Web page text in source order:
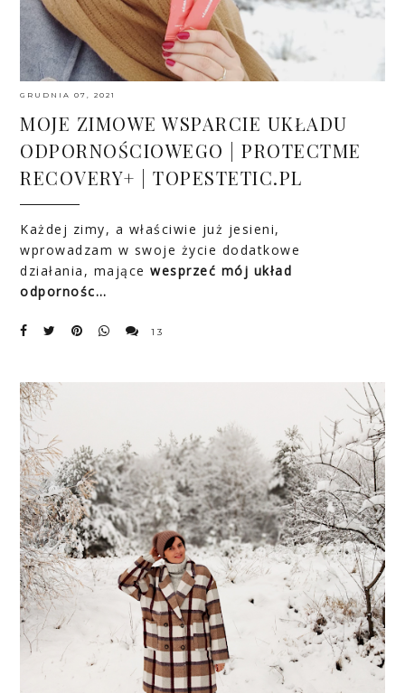
GRUDNIA 07, 2021
MOJE ZIMOWE WSPARCIE UKŁADU
ODPORNOŚCIOWEGO | PROTECTME
RECOVERY+ | TOPESTETIC.PL
Każdej zimy, a właściwie już jesieni,
wprowadzam w swoje życie dodatkowe
działania, mającewesprzeć mój układ
odpornośc…
13